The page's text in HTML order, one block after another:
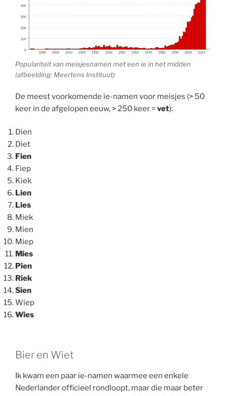
Populariteit van meisjesnamen met een ie in het midden
(afbeelding: Meertens Instituut)
De meest voorkomende ie-namen voor meisjes (> 50
keer in de afgelopen eeuw, > 250 keer =vet):
Dien
Diet
Fien
Fiep
Kiek
Lien
Lies
Miek
Mien
Miep
Mies
Pien
Riek
Sien
Wiep
Wies
Bier en Wiet
Ik kwam een paar ie-namen waarmee een enkele
Nederlander officieel rondloopt, maar die maar beter